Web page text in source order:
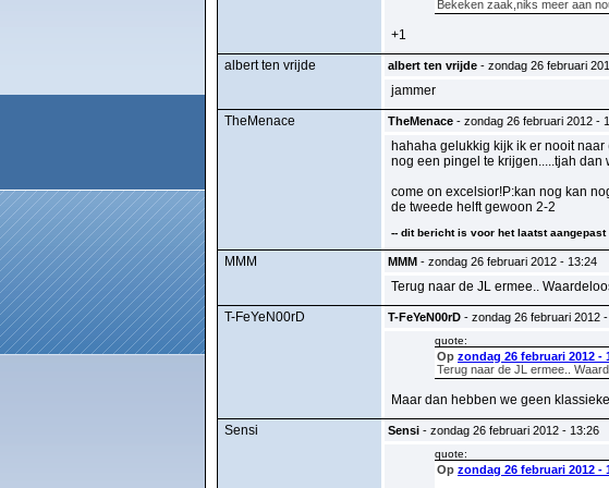
Bekeken zaak,niks meer aan
+1
albert ten vrijde
albert ten vrijde - zondag 26 februari
jammer
TheMenace
TheMenace - zondag 26 februari 2012 -
hahaha gelukkig kijk ik er nooit
nog een pingel te krijgen.....tjah
come on excelsior!P:kan nog kan
de tweede helft gewoon 2-2
-- dit bericht is voor het laatst aangepast
MMM MMM - zondag 26 februari 2012 - 13:24
Terug naar de JL ermee..
T-FeYeN00rD
T-FeYeN00rD - zondag 26 februari 2012
quote:
Op zondag 26 februari 2012 -
Terug naar de JL ermee..
Maar dan hebben we geen
Sensi
Sensi - zondag 26 februari 2012 - 13:26
quote:
Op zondag 26 februari 2012 -